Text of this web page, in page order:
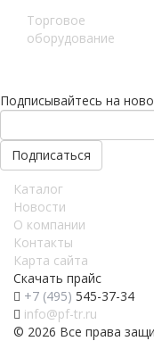
Торговое
оборудование
Подписывайтесь на
Каталог
Новости
О компании
Контакты
Карта сайта
Скачать прайс
+7 (495) 545-37-34
info@pf-tr.ru
© 2026 Все права